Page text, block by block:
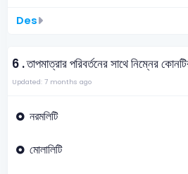
Des
6 .তাপমাত্রার পরিবর্তনের সাথে নিম্নের
Updated: 7 months ago
নরমলিটি
মোলালিটি